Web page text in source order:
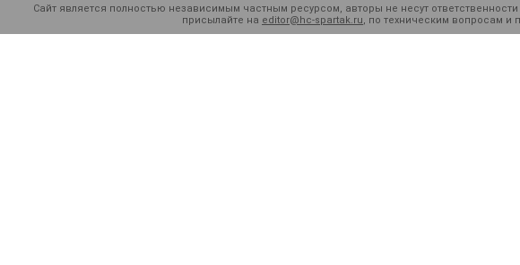
Сайт является полностью независимым частным ресурсом, авторы не несут
присылайте на editor@hc-spartak.ru, по техническим вопросам